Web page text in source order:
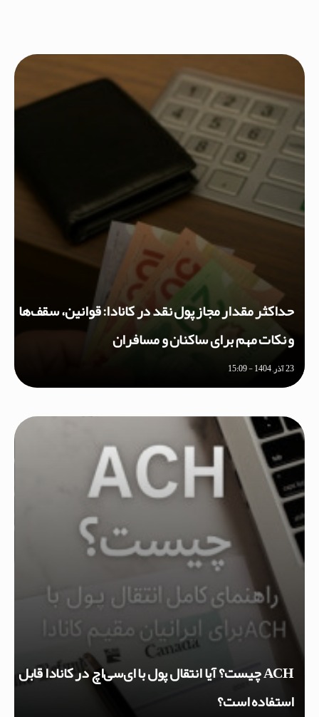
حداکثر مقدار مجاز پول نقد در کانادا: قوانین، سقف‌ها
و نکات مهم برای ساکنان و مسافران
23 آذر, 1404 - 15:09
ACH چیست؟ آیا انتقال پول با ای‌سی‌اچ در کانادا قابل
استفاده است؟